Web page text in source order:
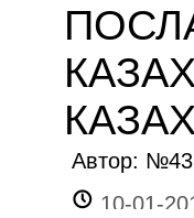
Автор:
10-01-